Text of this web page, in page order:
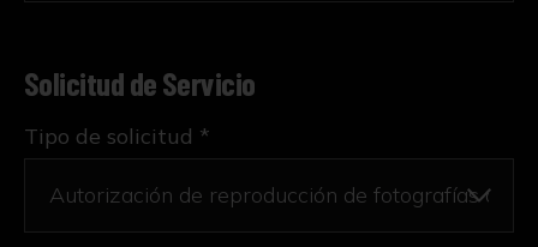
Solicitud de Servicio
Tipo de solicitud *